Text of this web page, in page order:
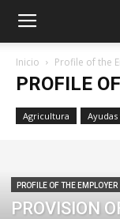
Inicio Profile of the
PROFILE
Agricultura
PROFILE OF THE EMPLOYER
PROVISION